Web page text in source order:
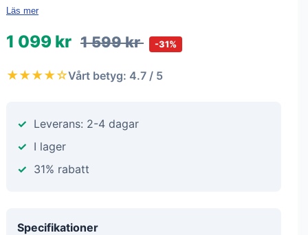
Läs mer
1 099 kr 1 599 kr -31%
★★★★☆Vårt betyg: 4.7 / 5
Leverans: 2-4 dagar
I lager
31% rabatt
Specifikationer